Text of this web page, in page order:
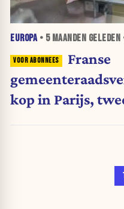
EUROPA• 5 MAANDEN
Franse
kop in Parijs,